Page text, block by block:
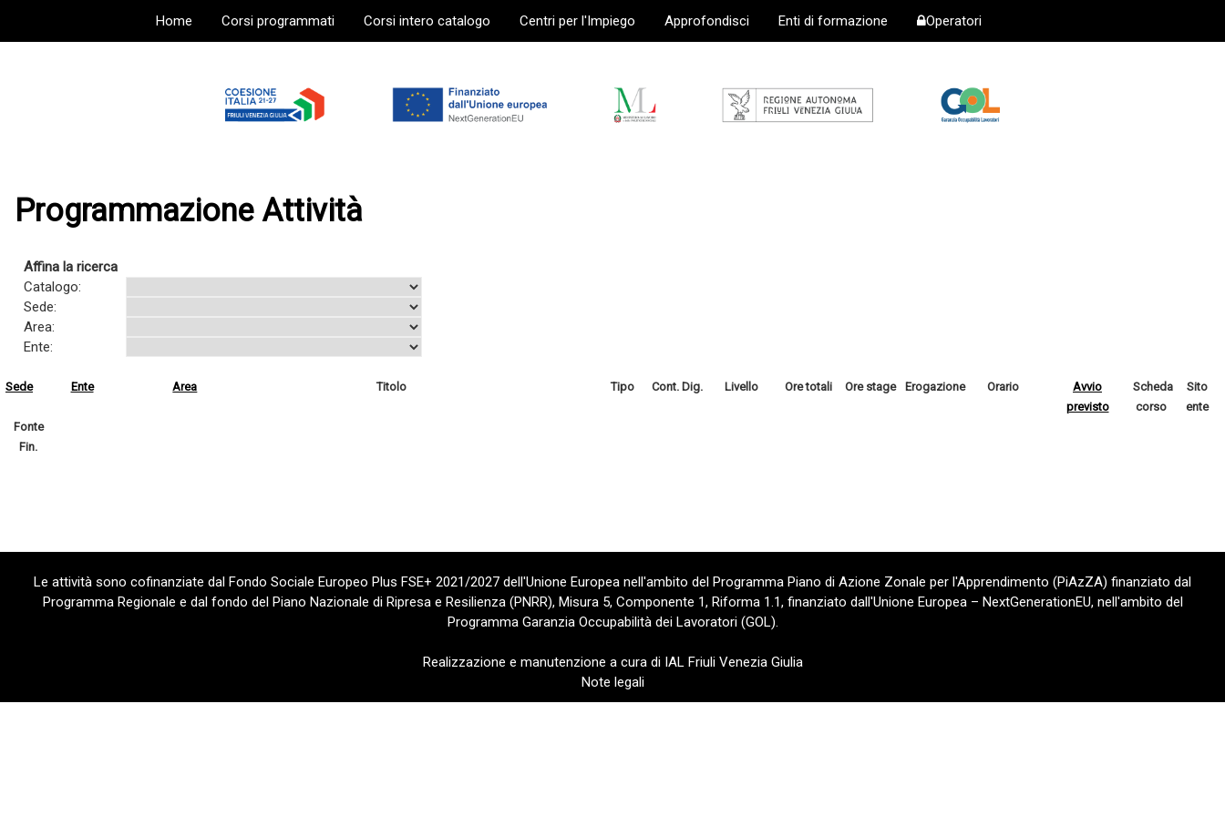
Home Corsi programmati Corsi intero catalogo Centri per l'Impiego Approfondisci Enti di formazione Operatori
Programmazione Attività
Affina la ricerca
Catalogo:
Sede:
Area:
Ente:
Sede Ente Area Titolo Tipo Cont. Dig. Livello Ore totali Ore stage Erogazione Orario
Avvio
previsto
Scheda
corso
Sito
ente
Fonte
Fin.
Le attività sono cofinanziate dal Fondo Sociale Europeo Plus FSE+ 2021/2027 dell'Unione Europea nell'ambito del Programma Piano di Azione Zonale per l'Apprendimento (PiAzZA) finanziato dal
Programma Regionale e dal fondo del Piano Nazionale di Ripresa e Resilienza (PNRR), Misura 5, Componente 1, Riforma 1.1, finanziato dall'Unione Europea – NextGenerationEU, nell'ambito del
Programma Garanzia Occupabilità dei Lavoratori (GOL).
Realizzazione e manutenzione a cura di IAL Friuli Venezia Giulia
Note legali